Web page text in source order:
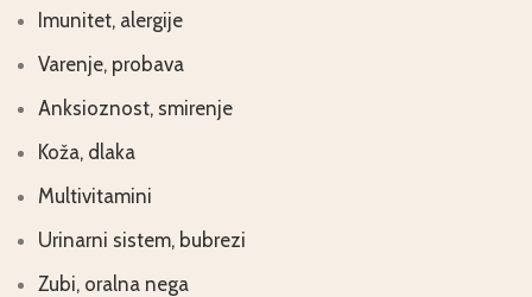
Imunitet, alergije
Varenje, probava
Anksioznost, smirenje
Koža, dlaka
Multivitamini
Urinarni sistem, bubrezi
Zubi, oralna nega